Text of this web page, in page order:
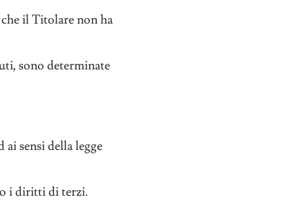
il Titolare non ha
sono determinate
sensi della legge
o i diritti di terzi.